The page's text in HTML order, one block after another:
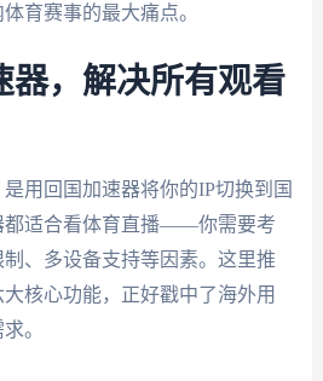
育赛事的最大痛点。
器，解决所有观看
用回国加速器将你的IP切换到国
都适合看体育直播——你需要考
、多设备支持等因素。这里推
核心功能，正好戳中了海外用
。